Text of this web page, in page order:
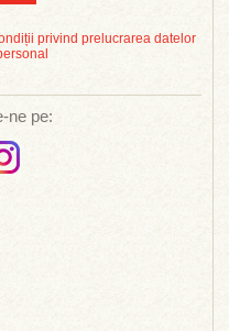
privind prelucrarea datelor
ne pe: